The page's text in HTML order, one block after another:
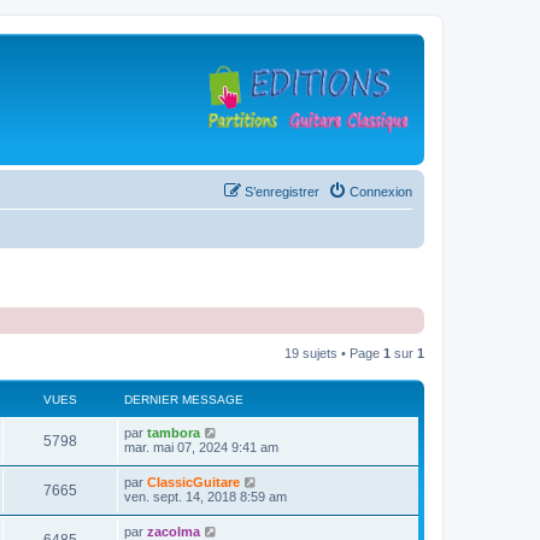
Connexion
S’enregistrer
19 sujets • Page 1 sur 1
VUES DERNIER MESSAGE
5798
u
D
e
i
e
r
m
par tambora
mar. mai 07, 2024 9:41 am
7665
u
D
e
par ClassicGuitare
ven. sept. 14, 2018 8:59 am
D
par zacolma